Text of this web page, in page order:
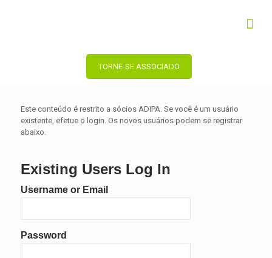
TORNE-SE ASSOCIADO
Este conteúdo é restrito a sócios ADIPA. Se você é um usuário
existente, efetue o login. Os novos usuários podem se registrar
abaixo.
Existing Users Log In
Username or Email
Password